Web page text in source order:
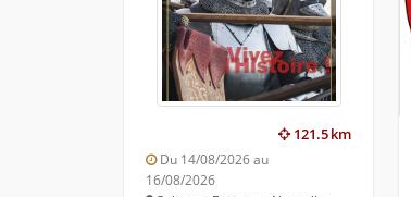
121.5 km
Du 14/08/2026 au
16/08/2026